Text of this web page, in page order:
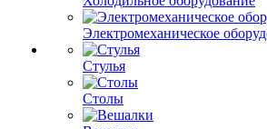
Электромеханическое
Стулья
Столы